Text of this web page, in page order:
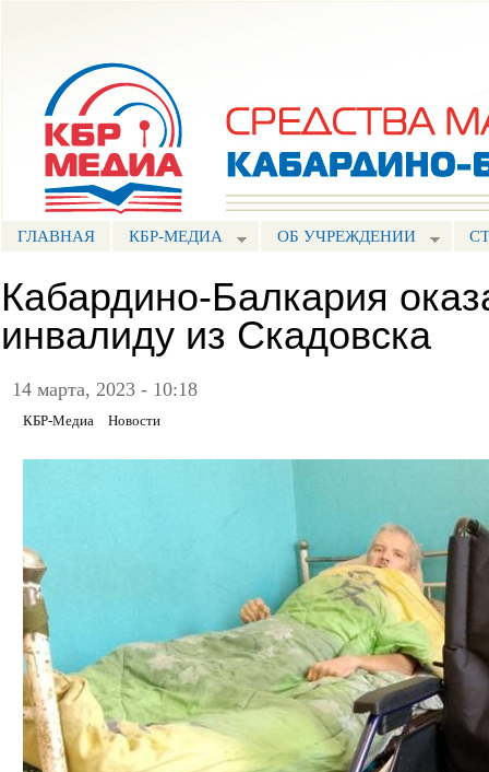
ГЛАВНАЯ КБР-МЕДИА ОБ УЧРЕЖДЕНИИ
Кабардино-Балкария
инвалиду из Скадовска
14 марта, 2023 - 10:18
КБР-Медиа Новости